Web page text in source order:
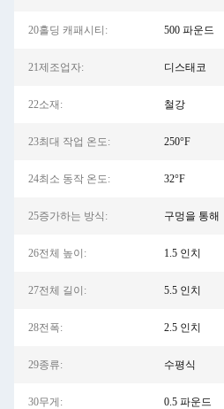
20홀딩 캐패시티: 500 파운드
21제조업자: 디스태코
22소재: 철강
23최대 작업 온도: 250°F
24최소 동작 온도: 32°F
25증가하는 방식: 구멍을 통해
26전체 높이: 1.5 인치
27전체 길이: 5.5 인치
28전폭: 2.5 인치
29종류: 수평식
30무게: 0.5 파운드